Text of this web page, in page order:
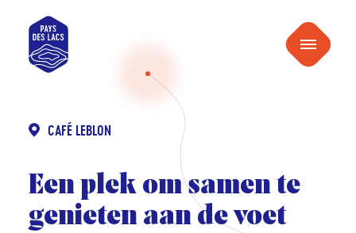
Pays
des
Menu
CAFÉ LEBLON
Een plek om samen te
genieten aan de voet